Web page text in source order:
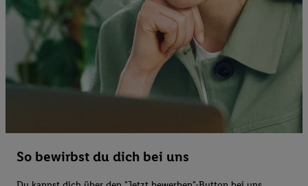
So bewirbst du dich bei uns